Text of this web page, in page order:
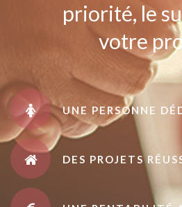
priorité, le
votre
UNE PERSONNE
DES PROJETS